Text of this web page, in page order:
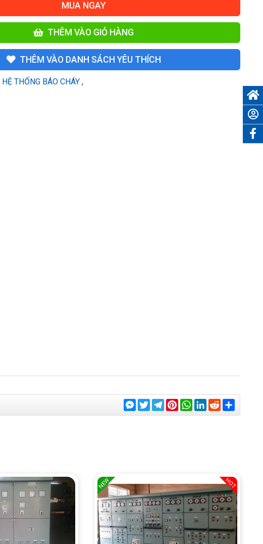
MUA NGAY
THÊM VÀO GIỎ HÀNG
THÊM VÀO DANH SÁCH YÊU THÍCH
HỆ THỐNG BÁO CHÁY ,
Messenger
TwitterTelegram
Pinterest
WhatsApp
LinkedIn
Reddit
NEW HOT